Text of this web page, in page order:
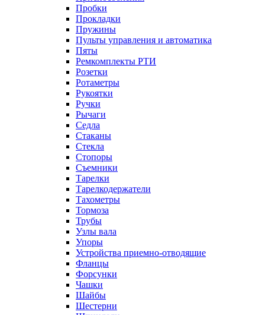
Пробки
Прокладки
Пружины
Пульты управления и автоматика
Пяты
Ремкомплекты РТИ
Розетки
Ротаметры
Рукоятки
Ручки
Рычаги
Седла
Стаканы
Стекла
Стопоры
Съемники
Тарелки
Тарелкодержатели
Тахометры
Тормоза
Трубы
Узлы вала
Упоры
Устройства приемно-отводящие
Фланцы
Форсунки
Чашки
Шайбы
Шестерни